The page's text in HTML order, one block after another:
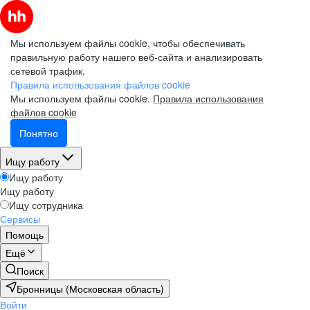
Мы используем файлы cookie, чтобы обеспечивать
правильную работу нашего веб-сайта и анализировать
сетевой трафик.
Правила использования файлов cookie
Мы используем файлы cookie. Правила использования
файлов cookie
Понятно
Ищу работу
Ищу работу
Ищу работу
Ищу сотрудника
Сервисы
Помощь
Ещё
Поиск
Бронницы (Московская область)
Войти